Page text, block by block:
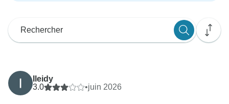
Ileidy
3.0
•juin 2026